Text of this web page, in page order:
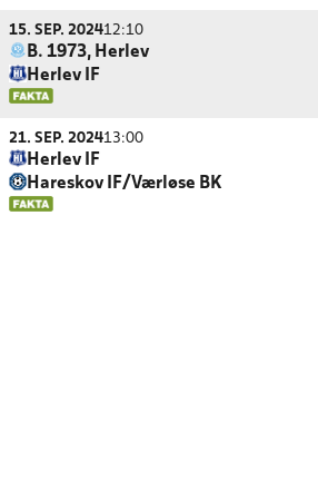
15. SEP. 202412:10
B. 1973, Herlev
Herlev IF
21. SEP. 202413:00
Herlev IF
Hareskov IF/Værløse BK